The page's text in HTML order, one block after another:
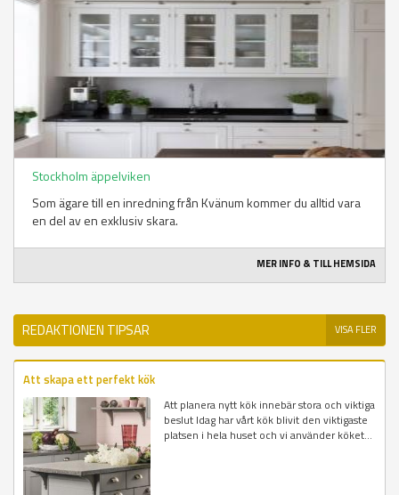
Stockholm äppelviken
Som ägare till en inredning från Kvänum kommer du alltid vara
en del av en exklusiv skara.
MER INFO & TILL HEMSIDA
REDAKTIONEN TIPSAR VISA FLER
Att skapa ett perfekt kök
Att planera nytt kök innebär stora och viktiga
beslut Idag har vårt kök blivit den viktigaste
platsen i hela huset och vi använder köket...